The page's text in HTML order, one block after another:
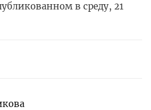
в среду, 21